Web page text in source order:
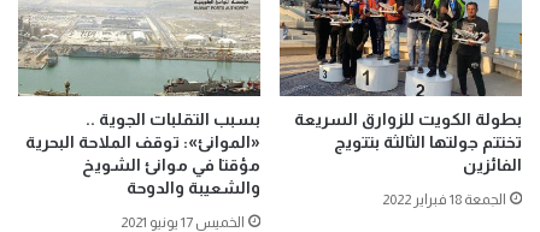
بطولة الكويت للزوارق السريعة
تختتم جولتها الثالثة بتتويج
الفائزين
الجمعة 18 فبراير 2022
بسبب التقلبات الجوية ..
«الموانئ»: توقف الملاحة البحرية
مؤقتا في موانئ الشويخ
والشعيبة والدوحة
الخميس 17 يونيو 2021